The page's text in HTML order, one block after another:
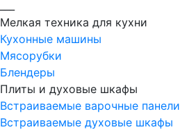
Мелкая техника для кухни
Кухонные машины
Мясорубки
Блендеры
Плиты и духовые шкафы
Встраиваемые варочные панели
Встраиваемые духовые шкафы